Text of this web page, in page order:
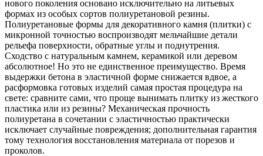
нового поколения основано исключительно на литьевых
формах из особых сортов полиуретановой резины.
Полиуретановые формы для декоративного камня (плитки) с
микронной точностью воспроизводят мельчайшие детали
рельефа поверхности, обратные углы и поднутрения.
Сходство с натуральным камнем, керамикой или деревом
абсолютное! Но это не единственное преимущество. Время
выдержки бетона в эластичной форме снижается вдвое, а
расформовка готовых изделий самая простая процедура на
свете: сравните сами, что проще вынимать плитку из жесткого
пластика или из резины? Механическая прочность
полиуретана в сочетании с эластичностью практически
исключает случайные повреждения; дополнительная гарантия
тому технология восстановления материала от порезов и
проколов.